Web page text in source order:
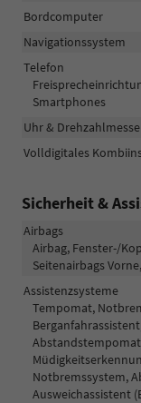
Bordcomputer
Navigationssystem
Telefon
Smartphones
Uhr &
Volldigitales
Sicherheit &
Airbags
Airbag, Fenster-/
Seitenairbags
Assistenzsysteme
Tempomat,
Notbremssystem,
Ausweichassistent